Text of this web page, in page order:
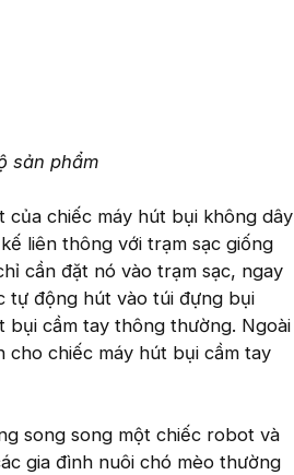
sản phẩm
chiếc máy hút bụi không dây
liên thông với trạm sạc giống
cần đặt nó vào trạm sạc, ngay
tự động hút vào túi đựng bụi
cầm tay thông thường. Ngoài
chiếc máy hút bụi cầm tay
song song một chiếc robot và
gia đình nuôi chó mèo thường